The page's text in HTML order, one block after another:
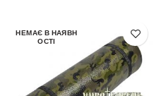
НЕМАЄ В НАЯВН
ОСТІ